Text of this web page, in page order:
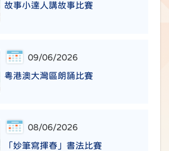
故事小達人講故事比賽
09/06/2026
粵港澳大灣區朗誦比賽
08/06/2026
「妙筆寫揮春」書法比賽